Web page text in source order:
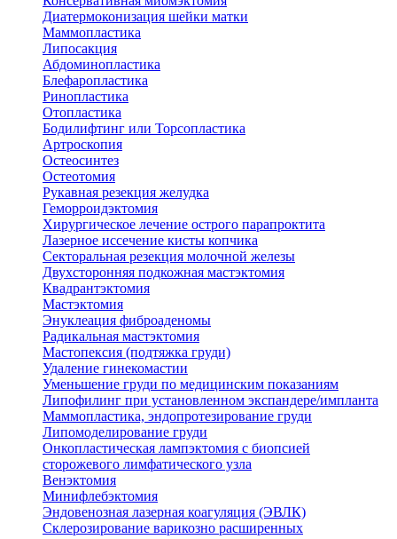
Диатермоконизация шейки матки
Маммопластика
Липосакция
Абдоминопластика
Блефаропластика
Ринопластика
Отопластика
Бодилифтинг или Торсопластика
Артроскопия
Остеосинтез
Остеотомия
Рукавная резекция желудка
Геморроидэктомия
Хирургическое лечение острого парапроктита
Лазерное иссечение кисты копчика
Секторальная резекция молочной железы
Двухсторонняя подкожная мастэктомия
Квадрантэктомия
Мастэктомия
Энуклеация фиброаденомы
Радикальная мастэктомия
Мастопексия (подтяжка груди)
Удаление гинекомастии
Уменьшение груди по медицинским показаниям
Липофилинг при установленном экспандере/импланта
Маммопластика, эндопротезирование груди
Липомоделирование груди
Онкопластическая лампэктомия с биопсией
сторожевого лимфатического узла
Венэктомия
Минифлебэктомия
Эндовенозная лазерная коагуляция (ЭВЛК)
Склерозирование варикозно расширенных